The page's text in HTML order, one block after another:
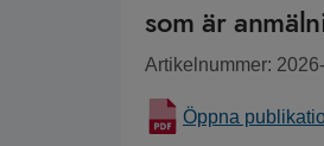
som är
Artikelnummer:
Öppna